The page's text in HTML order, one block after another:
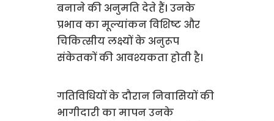
बनाने की अनुमति देते हैं। उनके
प्रभाव का मूल्यांकन विशिष्ट और
चिकित्सीय लक्ष्यों के अनुरूप
संकेतकों की आवश्यकता होती है।
गतिविधियों के दौरान निवासियों की
भागीदारी का मापन उनके